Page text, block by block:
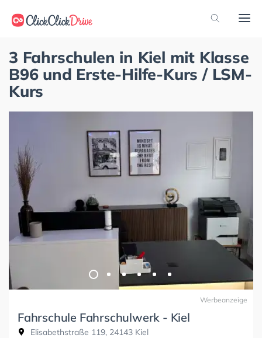
3 Fahrschulen in Kiel mit Klasse
B96 und Erste-Hilfe-Kurs / LSM-
Kurs
Werbeanzeige
Fahrschule Fahrschulwerk - Kiel
Elisabethstraße 119, 24143 Kiel